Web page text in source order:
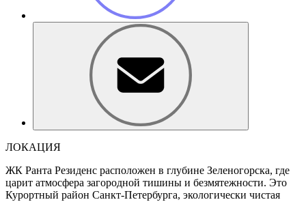
ЛОКАЦИЯ
ЖК Ранта Резиденс расположен в глубине Зеленогорска, где
царит атмосфера загородной тишины и безмятежности. Это
Курортный район Санкт-Петербурга, экологически чистая